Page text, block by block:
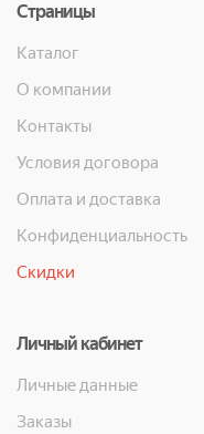
Страницы
Каталог
О компании
Контакты
Условия договора
Оплата и доставка
Конфиденциальность
Скидки
Личный кабинет
Личные данные
Заказы